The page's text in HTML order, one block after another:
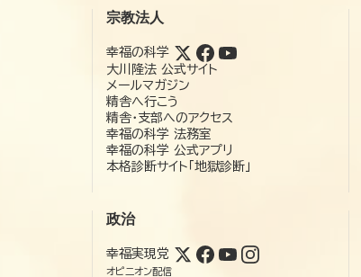
宗教法人
幸福の科学
大川隆法 公式サイト
メールマガジン
精舎へ行こう
精舎・支部へのアクセス
幸福の科学 法務室
幸福の科学 公式アプリ
本格診断サイト「地獄診断」
政治
幸福実現党
オピニオン配信